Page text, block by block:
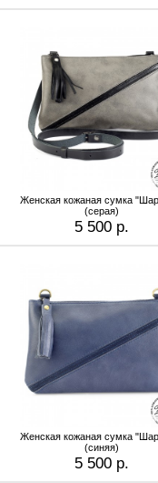
Женская кожаная сумка
(серая)
5 500 р.
Женская кожаная сумка
(синяя)
5 500 р.